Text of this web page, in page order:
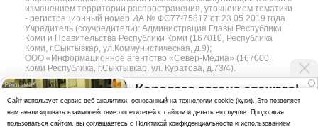
изменением территории распространения, уточнением тематики
- регистрационный номер ИА № ФС77-75817 от 23.05.2019 года.
Учредитель (соучредители): Администрация Главы Республики
Коми и Правительства Республики Коми (167010, Республика
Коми, г.Сыктывкар, ул.Коммунистическая, д.9);
ООО «Информационное агентство «Север-Медиа» (167000,
Коми Республика, г.Сыктывкар, ул. Куратова, д.73/4).
Разработка сайта — web-студия «Цифровой Век»
i
Королева вагона отожгла!
Видео не оставит
равнодушным
Политика
Cайт использует сервис веб-аналитики, основанный на технологии cookie (куки). Это позволяет
нам анализировать взаимодействие посетителей с сайтом и делать его лучше. Продолжая
пользоваться сайтом, вы соглашаетесь с Политикой конфиденциальности и использованием